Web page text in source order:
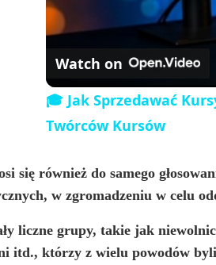
Watch on
🎓 Jak Sprzedawać
Twórców Kursów
się również dosamego
w zgromadzeniu w celu
liczne grupy, takie jak
itd., którzy z wielu powodów